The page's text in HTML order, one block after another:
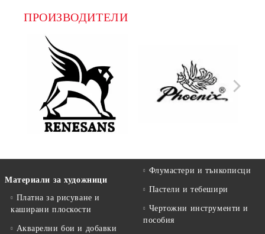
ПРОИЗВОДИТЕЛИ
Материали за художници
Платна за рисуване и
каширани плоскости
Акварелни бои и добавки
Флумастери и тънкописци
Пастели и тебешири
Чертожни инструменти и
пособия